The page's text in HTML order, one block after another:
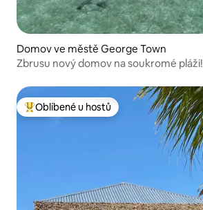
Domov ve městě George Town
Zbrusu nový domov na soukromé pláži!
Nejlepší v kategorii Oblíbené u hostů
Oblíbené u hostů